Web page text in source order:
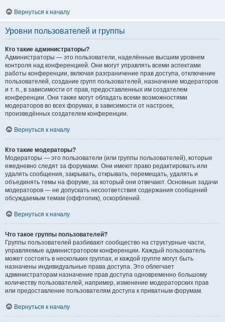
Вернуться к началу
Уровни пользователей и группы
Кто такие администраторы?
Администраторы — это пользователи, наделённые высшим уровнем
контроля над конференцией. Они могут управлять всеми аспектами
работы конференции, включая разграничение прав доступа, отключение
пользователей, создание групп пользователей, назначение модераторов
и т. п., в зависимости от прав, предоставленных им создателем
конференции. Они также могут обладать всеми возможностями
модераторов во всех форумах, в зависимости от настроек,
произведённых создателем конференции.
Вернуться к началу
Кто такие модераторы?
Модераторы — это пользователи (или группы пользователей), которые
ежедневно следят за форумами. Они имеют право редактировать или
удалять сообщения, закрывать, открывать, перемещать, удалять и
объединять темы на форуме, за который они отвечают. Основные задачи
модераторов — не допускать несоответствия содержания сообщений
обсуждаемым темам (оффтопик), оскорблений.
Вернуться к началу
Что такое группы пользователей?
Группы пользователей разбивают сообщество на структурные части,
управляемые администратором конференции. Каждый пользователь
может состоять в нескольких группах, и каждой группе могут быть
назначены индивидуальные права доступа. Это облегчает
администраторам назначение прав доступа одновременно большому
количеству пользователей, например, изменение модераторских прав
или предоставление пользователям доступа к приватным форумам.
Вернуться к началу